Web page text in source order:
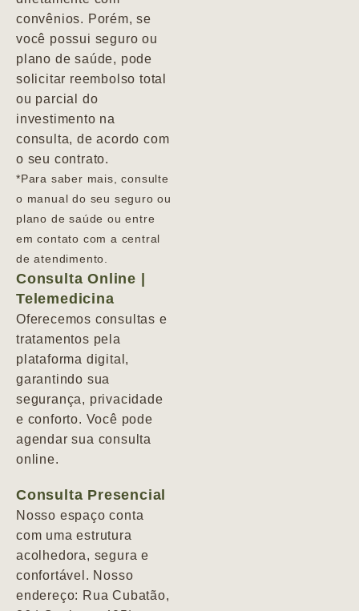
convênios. Porém, se
você possui seguro ou
plano de saúde, pode
solicitar reembolso total
ou parcial do
investimento na
consulta, de acordo com
o seu contrato.
*Para saber mais, consulte
o manual do seu seguro ou
plano de saúde ou entre
em contato com a central
de atendimento.
Consulta Online |
Telemedicina
Oferecemos consultas e
tratamentos pela
plataforma digital,
garantindo sua
segurança, privacidade
e conforto. Você pode
agendar sua consulta
online.
Consulta Presencial
Nosso espaço conta
com uma estrutura
acolhedora, segura e
confortável. Nosso
endereço: Rua Cubatão,